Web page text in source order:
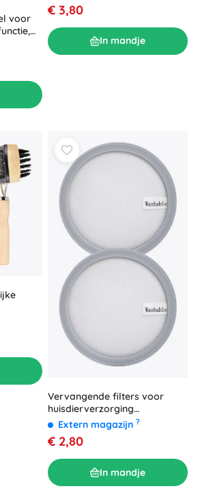
voor
€ 3,80
In mandje
Vervangende filters voor
huisdierverzorging
Homerunpet
Extern magazijn ?
€ 2,80
In mandje